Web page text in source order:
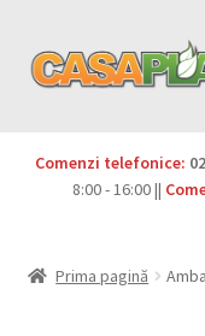
Pesticide
Comenzi telefonice:
8:00 - 16:00 ||
Prima pagină